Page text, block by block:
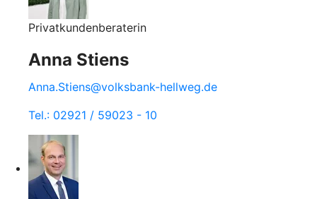
Privatkundenberaterin
Anna Stiens
Anna.Stiens@volksbank-hellweg.de
Tel.: 02921 / 59023 - 10